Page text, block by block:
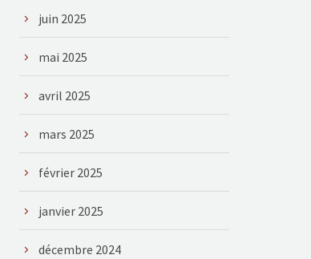
juin 2025
mai 2025
avril 2025
mars 2025
février 2025
janvier 2025
décembre 2024